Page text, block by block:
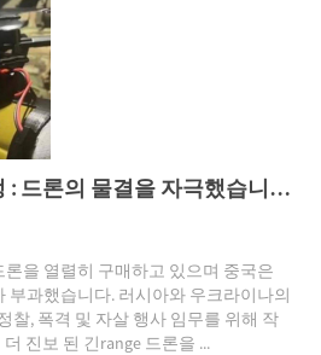
Russo-ukrainian 전쟁 : 드론의 물결을 자극했습니다!
을 열렬히 구매하고 있으며 중국은
부과했습니다. 러시아와 우크라이나의
찰, 폭격 및 자살 행사 임무를 위해 작
진보 된 긴range 드론을 ...